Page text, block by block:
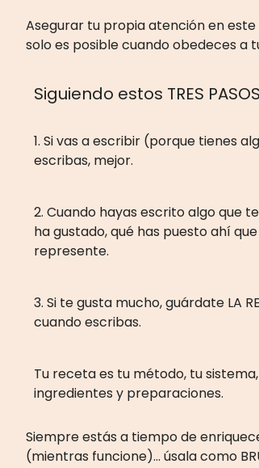
Asegurar tu propia atención en
solo es posible cuando obedeces a
Siguiendo estos TRES PASOS
1. Si vas a escribir (porque tienes
escribas, mejor.
2. Cuando hayas escrito algo que
ha gustado, qué has puesto ahí
represente.
3. Si te gusta mucho, guárdate LA
cuando escribas.
Tu receta es tu método, tu
ingredientes y preparaciones.
Siempre estás a tiempo de
(mientras funcione)… úsala como